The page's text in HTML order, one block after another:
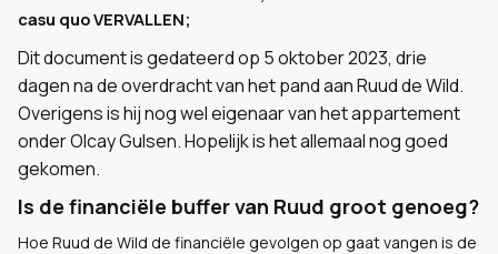
casu quo VERVALLEN;
Dit document is gedateerd op 5 oktober 2023, drie
dagen na de overdracht van het pand aan Ruud de Wild.
Overigens is hij nog wel eigenaar van het appartement
onder Olcay Gulsen. Hopelijk is het allemaal nog goed
gekomen.
Is de financiële buffer van Ruud groot genoeg?
Hoe Ruud de Wild de financiële gevolgen op gaat vangen is de